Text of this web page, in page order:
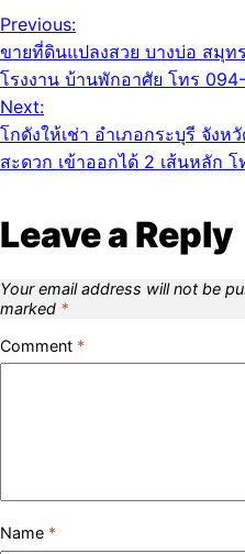
Previous:
ขายที่ดินแปลงสวย บางบ่อ สมุท
โรงงาน บ้านพักอาศัย โทร
Next:
โกดังให้เช่า อำเภอกระบุรี จังห
สะดวก เข้าออกได้ 2 เส้นหลัก
Leave a Reply
Your email address will not be
marked *
Comment *
Name *